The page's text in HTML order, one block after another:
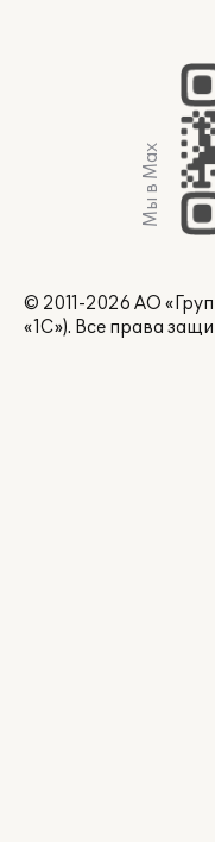
Мы в Max
© 2011-2026 АО
«1С»). Все права